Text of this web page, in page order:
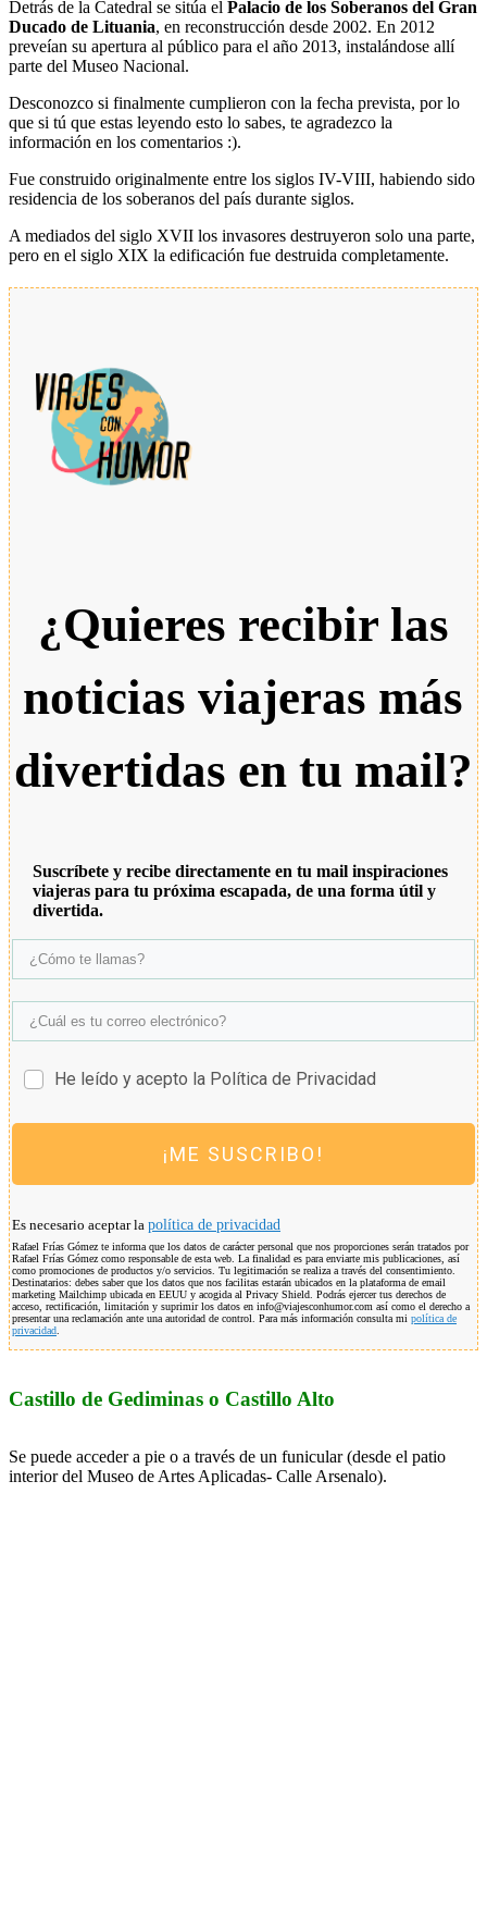
Detrás de la Catedral se sitúa el Palacio de los Soberanos del Gran
Ducado de Lituania, en reconstrucción desde 2002. En 2012
preveían su apertura al público para el año 2013, instalándose allí
parte del Museo Nacional.
Desconozco si finalmente cumplieron con la fecha prevista, por lo
que si tú que estas leyendo esto lo sabes, te agradezco la
información en los comentarios :).
Fue construido originalmente entre los siglos IV-VIII, habiendo sido
residencia de los soberanos del país durante siglos.
A mediados del siglo XVII los invasores destruyeron solo una parte,
pero en el siglo XIX la edificación fue destruida completamente.
¿Quieres recibir las
noticias viajeras más
divertidas en tu mail?
Suscríbete y recibe directamente en tu mail inspiraciones
viajeras para tu próxima escapada, de una forma útil y
divertida.
He leído y acepto la Política de Privacidad
¡ME SUSCRIBO!
Es necesario aceptar la política de privacidad
Rafael Frías Gómez te informa que los datos de carácter personal que nos proporciones serán tratados por
Rafael Frías Gómez como responsable de esta web. La finalidad es para enviarte mis publicaciones, así
como promociones de productos y/o servicios. Tu legitimación se realiza a través del consentimiento.
Destinatarios: debes saber que los datos que nos facilitas estarán ubicados en la plataforma de email
marketing Mailchimp ubicada en EEUU y acogida al Privacy Shield. Podrás ejercer tus derechos de
acceso, rectificación, limitación y suprimir los datos en info@viajesconhumor.com así como el derecho a
presentar una reclamación ante una autoridad de control. Para más información consulta mi política de
privacidad
Castillo de Gediminas o Castillo Alto
Se puede acceder a pie o a través de un funicular (desde el patio
interior del Museo de Artes Aplicadas- Calle Arsenalo).